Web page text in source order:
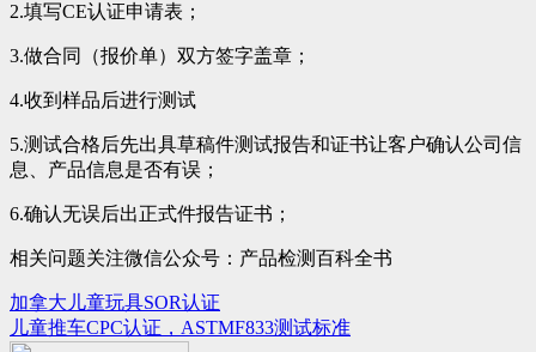
2.填写CE认证申请表；
3.做合同（报价单）双方签字盖章；
4.收到样品后进行测试
5.测试合格后先出具草稿件测试报告和证书让客户确认公司信
息、产品信息是否有误；
6.确认无误后出正式件报告证书；
相关问题关注微信公众号：产品检测百科全书
文
加拿大儿童玩具SOR认证
儿童推车CPC认证，ASTMF833测试标准